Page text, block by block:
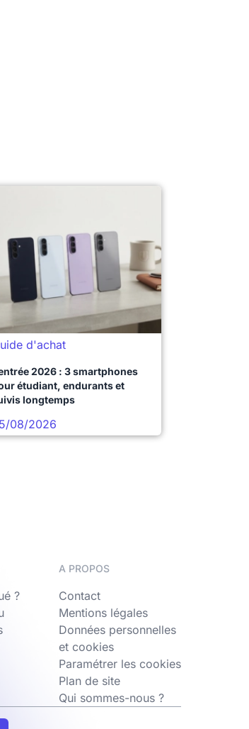
d'achat
2026 : 3 smartphones
étudiant, endurants et
longtemps
08/2026
?
A PROPOS
Contact
Mentions légales
Données personnelles
et cookies
Paramétrer les cookies
Plan de site
Qui sommes-nous ?